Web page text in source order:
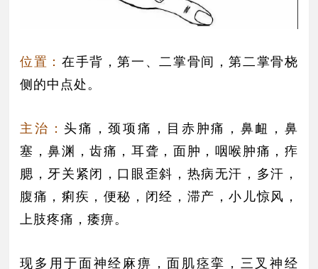
位置： 在手背，第一、二掌骨间，第二掌骨桡
侧的中点处。
主治： 头痛，颈项痛，目赤肿痛，鼻衄，鼻
塞，鼻渊，齿痛，耳聋，面肿，咽喉肿痛，痄
腮，牙关紧闭，口眼歪斜，热病无汗，多汗，
腹痛，痢疾，便秘，闭经，滞产，小儿惊风，
上肢疼痛，痿痹。
现多用于面神经麻痹，面肌痉挛，三叉神经